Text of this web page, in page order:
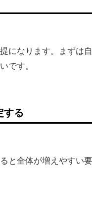
になります。まずは
です。
する
と全体が増えやすい